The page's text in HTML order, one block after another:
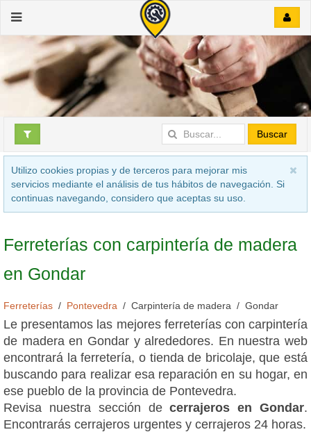
Buscar
Utilizo cookies propias y de terceros para mejorar mis
servicios mediante el análisis de tus hábitos de navegación. Si
continuas navegando, considero que aceptas su uso.
Ferreterías con carpintería de madera
en Gondar
Ferreterías Pontevedra Carpintería de madera Gondar
Le presentamos las mejores ferreterías con carpintería
de madera en Gondar y alrededores. En nuestra web
encontrará la ferretería, o tienda de bricolaje, que está
buscando para realizar esa reparación en su hogar, en
ese pueblo de la provincia de Pontevedra.
Revisa nuestra sección decerrajeros en Gondar.
Encontrarás cerrajeros urgentes y cerrajeros 24 horas.